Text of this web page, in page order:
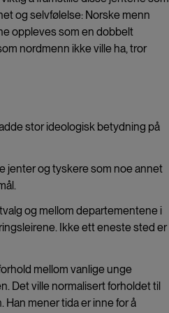
og selvfølelse: Norske menn
oppleves som en dobbelt
nordmenn ikke ville ha, tror
stor ideologisk betydning på
jenter og tyskere som noe annet
og mellom departementene i
. Ikke ett eneste sted er
mellom vanlige unge
Det ville normalisert forholdet til
mener tida er inne for å